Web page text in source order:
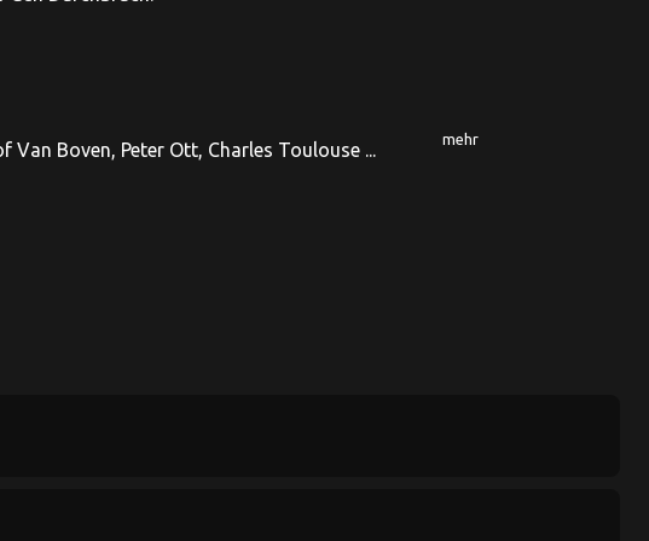
Boven, Peter Ott, Charles Toulouse ...
mehr